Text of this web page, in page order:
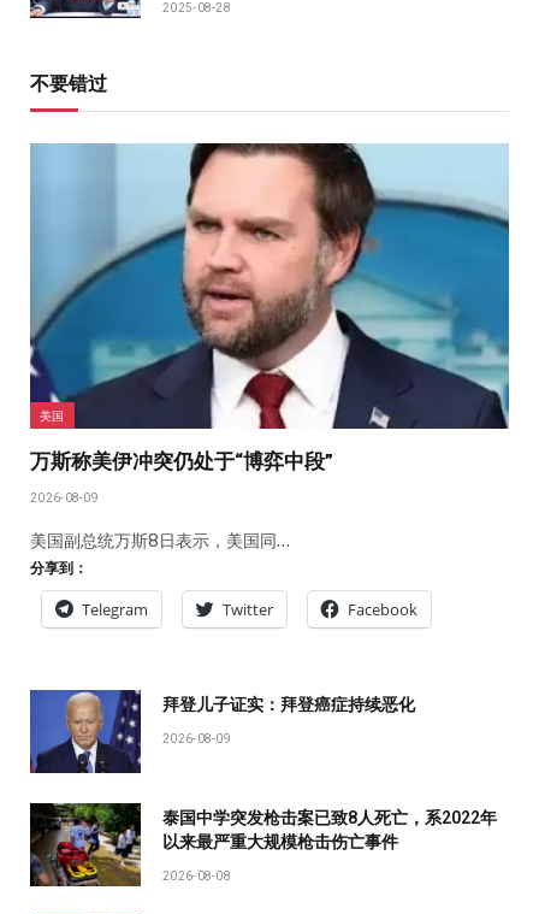
2025-08-28
不要错过
美国
万斯称美伊冲突仍处于“博弈中段”
2026-08-09
美国副总统万斯8日表示，美国同…
分享到：
Telegram Twitter Facebook
拜登儿子证实：拜登癌症持续恶化
2026-08-09
泰国中学突发枪击案已致8人死亡，系2022年
以来最严重大规模枪击伤亡事件
2026-08-08